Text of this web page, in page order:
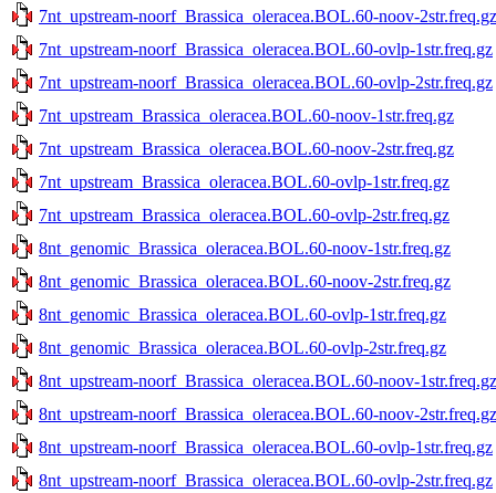
7nt_upstream-noorf_Brassica_oleracea.BOL.60-noov-2str.freq.gz
7nt_upstream-noorf_Brassica_oleracea.BOL.60-ovlp-1str.freq.gz
7nt_upstream-noorf_Brassica_oleracea.BOL.60-ovlp-2str.freq.gz
7nt_upstream_Brassica_oleracea.BOL.60-noov-1str.freq.gz
7nt_upstream_Brassica_oleracea.BOL.60-noov-2str.freq.gz
7nt_upstream_Brassica_oleracea.BOL.60-ovlp-1str.freq.gz
7nt_upstream_Brassica_oleracea.BOL.60-ovlp-2str.freq.gz
8nt_genomic_Brassica_oleracea.BOL.60-noov-1str.freq.gz
8nt_genomic_Brassica_oleracea.BOL.60-noov-2str.freq.gz
8nt_genomic_Brassica_oleracea.BOL.60-ovlp-1str.freq.gz
8nt_genomic_Brassica_oleracea.BOL.60-ovlp-2str.freq.gz
8nt_upstream-noorf_Brassica_oleracea.BOL.60-noov-1str.freq.gz
8nt_upstream-noorf_Brassica_oleracea.BOL.60-noov-2str.freq.gz
8nt_upstream-noorf_Brassica_oleracea.BOL.60-ovlp-1str.freq.gz
8nt_upstream-noorf_Brassica_oleracea.BOL.60-ovlp-2str.freq.gz